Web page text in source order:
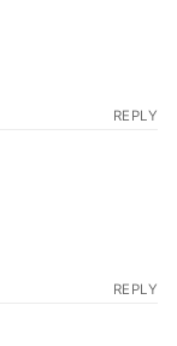
REPLY
REPLY